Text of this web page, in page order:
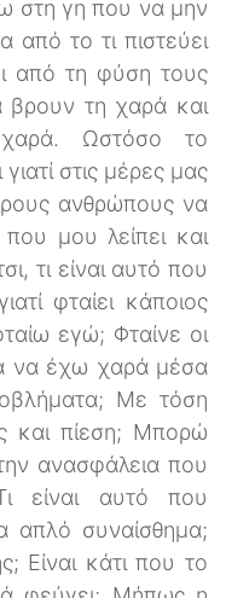
στη γη που να μην
από το τι πιστεύει
από τη φύση τους
βρουν τη χαρά και
χαρά. Ωστόσο το
στις μέρες μας
ανθρώπους να
που μου λείπει και
τι είναι αυτό που
φταίει κάποιος
εγώ; Φταίνε οι
να έχω χαρά μέσα
Με τόση
και πίεση; Μπορώ
ανασφάλεια που
είναι αυτό που
απλό συναίσθημα;
Είναι κάτι που το